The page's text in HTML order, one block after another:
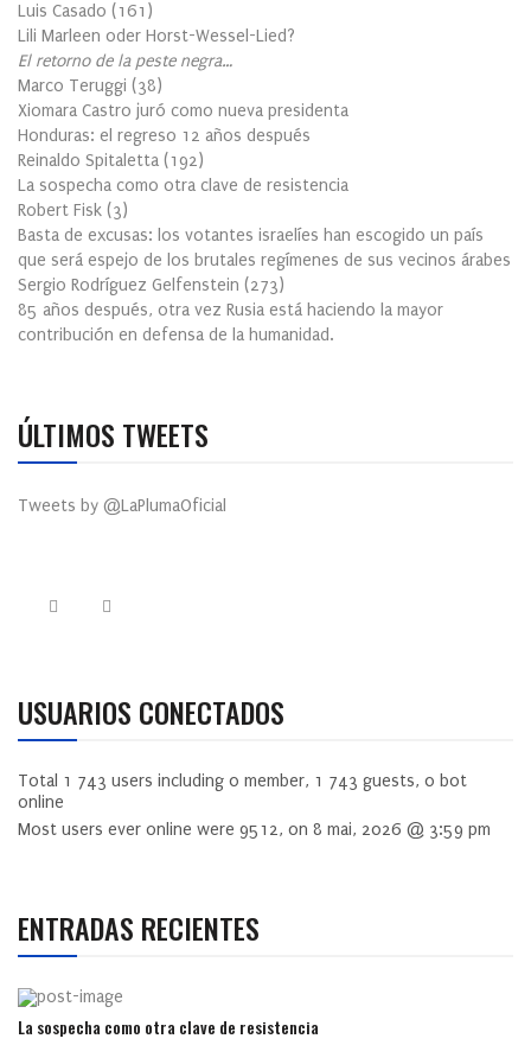
Luis Casado (161 )
Lili Marleen oder Horst-Wessel-Lied?
El retorno de la peste negra…
Marco Teruggi (38)
Xiomara Castro juró como nueva presidenta
Honduras: el regreso 12 años después
Reinaldo Spitaletta (192)
La sospecha como otra clave de resistencia
Robert Fisk (3)
Basta de excusas: los votantes israelíes han escogido un país
que será espejo de los brutales regímenes de sus vecinos árabes
Sergio Rodríguez Gelfenstein (273)
85 años después, otra vez Rusia está haciendo la mayor
contribución en defensa de la humanidad.
ÚLTIMOS TWEETS
Tweets by @LaPlumaOficial
USUARIOS CONECTADOS
Total 1 743 users including 0 member, 1 743 guests, 0 bot
online
Most users ever online were 9512, on 8 mai, 2026 @ 3:59 pm
ENTRADAS RECIENTES
La sospecha como otra clave de resistencia